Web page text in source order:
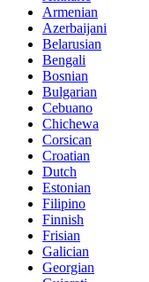
Armenian
Azerbaijani
Belarusian
Bengali
Bosnian
Bulgarian
Cebuano
Chichewa
Corsican
Croatian
Dutch
Estonian
Filipino
Finnish
Frisian
Galician
Georgian